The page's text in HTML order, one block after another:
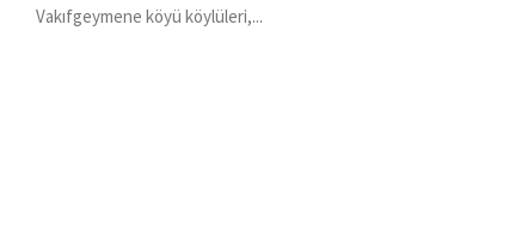
Vakıfgeymene köyü köylüleri,...